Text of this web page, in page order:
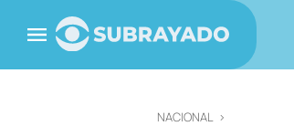
NACIONAL >